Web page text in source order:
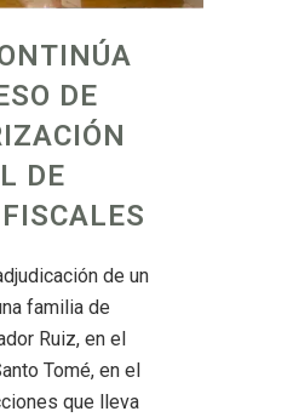
DE
DE
de un
familia de
Ruiz, en el
Tomé, en el
que lleva